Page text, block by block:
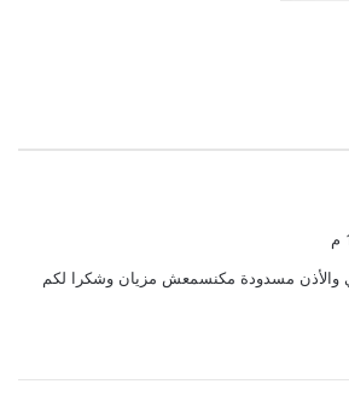
والأذن مسدودة مكنسمعش مزيان وشكرا لكم